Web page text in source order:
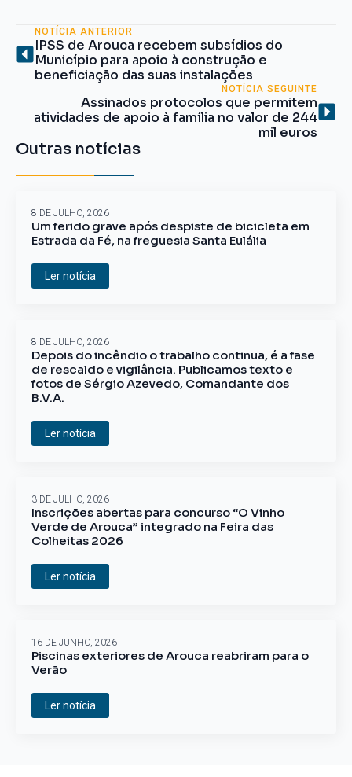
NOTÍCIA ANTERIOR
IPSS de Arouca recebem subsídios do
Município para apoio à construção e
beneficiação das suas instalações
NOTÍCIA SEGUINTE
Assinados protocolos que permitem
atividades de apoio à família no valor de 244
mil euros
Outras notícias
Um ferido grave após despiste de bicicleta em
Estrada da Fé, na freguesia Santa Eulália
8 DE JULHO, 2026
Ler notícia
Depois do incêndio o trabalho continua, é a fase
de rescaldo e vigilância. Publicamos texto e
fotos de Sérgio Azevedo, Comandante dos
B.V.A.
8 DE JULHO, 2026
Ler notícia
Inscrições abertas para concurso “O Vinho
Verde de Arouca” integrado na Feira das
Colheitas 2026
3 DE JULHO, 2026
Ler notícia
Piscinas exteriores de Arouca reabriram para o
Verão
16 DE JUNHO, 2026
Ler notícia